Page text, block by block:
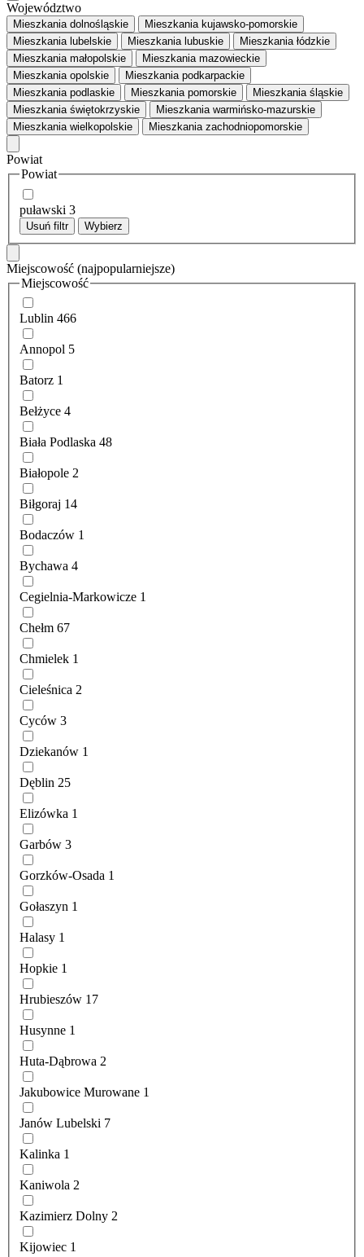
Województwo
Mieszkania dolnośląskie
Mieszkania kujawsko-pomorskie
Mieszkania lubelskie
Mieszkania lubuskie
Mieszkania łódzkie
Mieszkania małopolskie
Mieszkania mazowieckie
Mieszkania opolskie
Mieszkania podkarpackie
Mieszkania podlaskie
Mieszkania pomorskie
Mieszkania śląskie
Mieszkania świętokrzyskie
Mieszkania warmińsko-mazurskie
Mieszkania wielkopolskie
Mieszkania zachodniopomorskie
Powiat
Powiat
puławski 3
Usuń filtr Wybierz
Miejscowość (najpopularniejsze)
Miejscowość
Lublin 466
Annopol 5
Batorz 1
Bełżyce 4
Biała Podlaska 48
Białopole 2
Biłgoraj 14
Bodaczów 1
Bychawa 4
Cegielnia-Markowicze 1
Chełm 67
Chmielek 1
Cieleśnica 2
Cyców 3
Dziekanów 1
Dęblin 25
Elizówka 1
Garbów 3
Gorzków-Osada 1
Gołaszyn 1
Halasy 1
Hopkie 1
Hrubieszów 17
Husynne 1
Huta-Dąbrowa 2
Jakubowice Murowane 1
Janów Lubelski 7
Kalinka 1
Kaniwola 2
Kazimierz Dolny 2
Kijowiec 1